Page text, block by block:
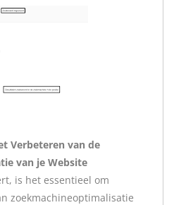
Verbeteren van de
van je Website
is het essentieel om
zoekmachineoptimalisatie